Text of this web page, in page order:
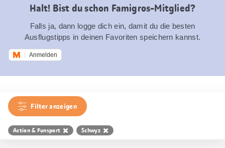
Halt! Bist du schon Famigros-Mitglied?
Falls ja, dann logge dich ein, damit du die besten
Ausflugstipps in deinen Favoriten speichern kannst.
Anmelden
Filter anzeigen
Action & Funsport Schwyz